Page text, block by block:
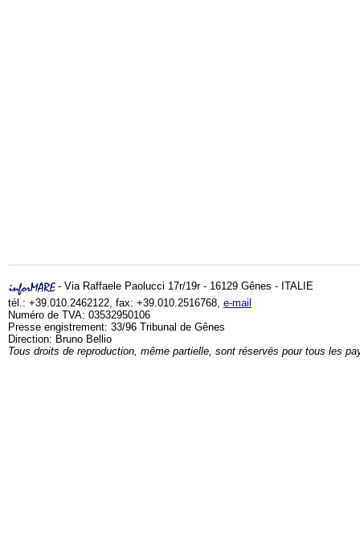
- Via Raffaele Paolucci 17r/19r - 16129 Gênes - ITALIE
tél.: +39.010.2462122, fax: +39.010.2516768, e-mail
Numéro de TVA: 03532950106
Presse engistrement: 33/96 Tribunal de Gênes
Direction: Bruno Bellio
Tous droits de reproduction, même partielle, sont réservés pour tous les